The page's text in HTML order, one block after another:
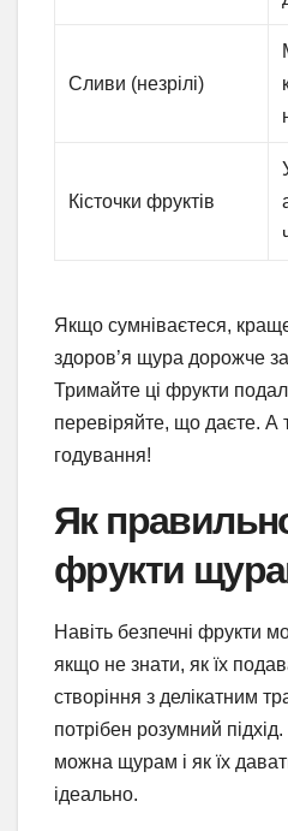
Сливи (незрілі)
Кісточки фруктів
Якщо сумніваєтеся,
здоров’я щура дорожче
Тримайте ці фрукти
перевіряйте, що даєте. А
годування!
Як
фрукти
Навіть безпечні фрукти
якщо не знати, як їх
створіння з делікатним
потрібен розумний
можна щурам і як їх
ідеально.